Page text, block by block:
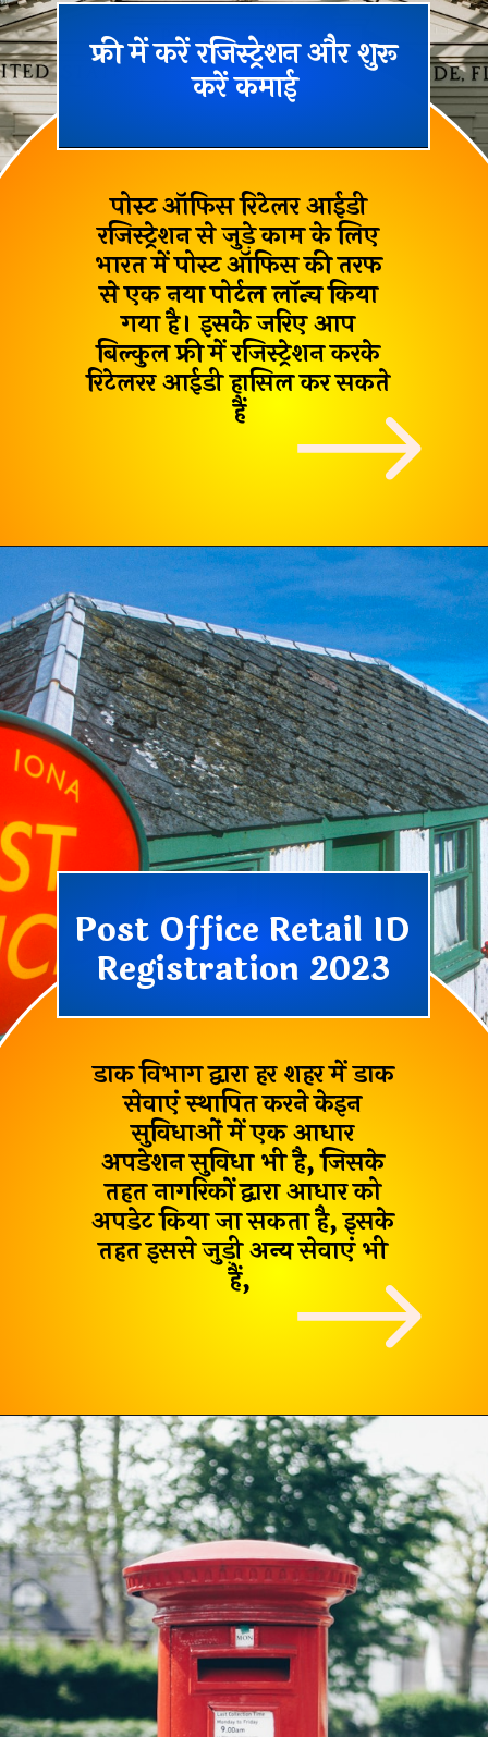
फ्री में करें रजिस्ट्रेशन और शुरू
करें कमाई
पोस्ट ऑफिस रिटेलर आईडी
रजिस्ट्रेशन से जुड़े काम के लिए
भारत में पोस्ट ऑफिस की तरफ
से एक नया पोर्टल लॉन्च किया
गया है। इसके जरिए आप
बिल्कुल फ्रीमें रजिस्ट्रेशन करके
रिटेलरर आईडी हासिल कर सकते
हैं
Post Office Retail ID
Registration 2023
डाक विभाग द्वारा हर शहर में डाक
सेवाएं स्थापित करने केइन
सुविधाओं में एक आधार
अपडेशन सुविधा भी है, जिसके
तहत नागरिकों द्वारा आधार को
अपडेट किया जा सकता है, इसके
तहत इससे जुड़ी अन्य सेवाएं भी
हैं,